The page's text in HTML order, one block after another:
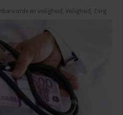
orde en veiligheid ,Veiligheid , Zorg